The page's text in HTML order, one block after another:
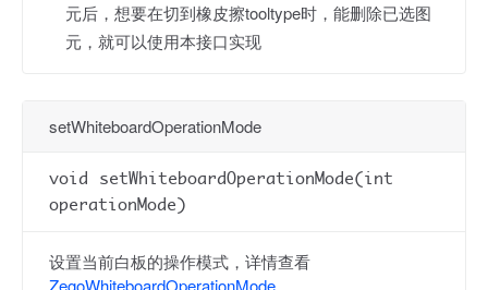
元后，想要在切到橡皮擦tooltype时，能删除已选图
元，就可以使用本接口实现
setWhiteboardOperationMode
void setWhiteboardOperationMode(int
operationMode)
设置当前白板的操作模式，详情查看
ZegoWhiteboardOperationMode